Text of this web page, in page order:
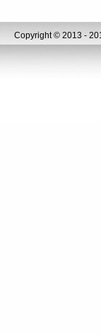
Copyright © 2013 -